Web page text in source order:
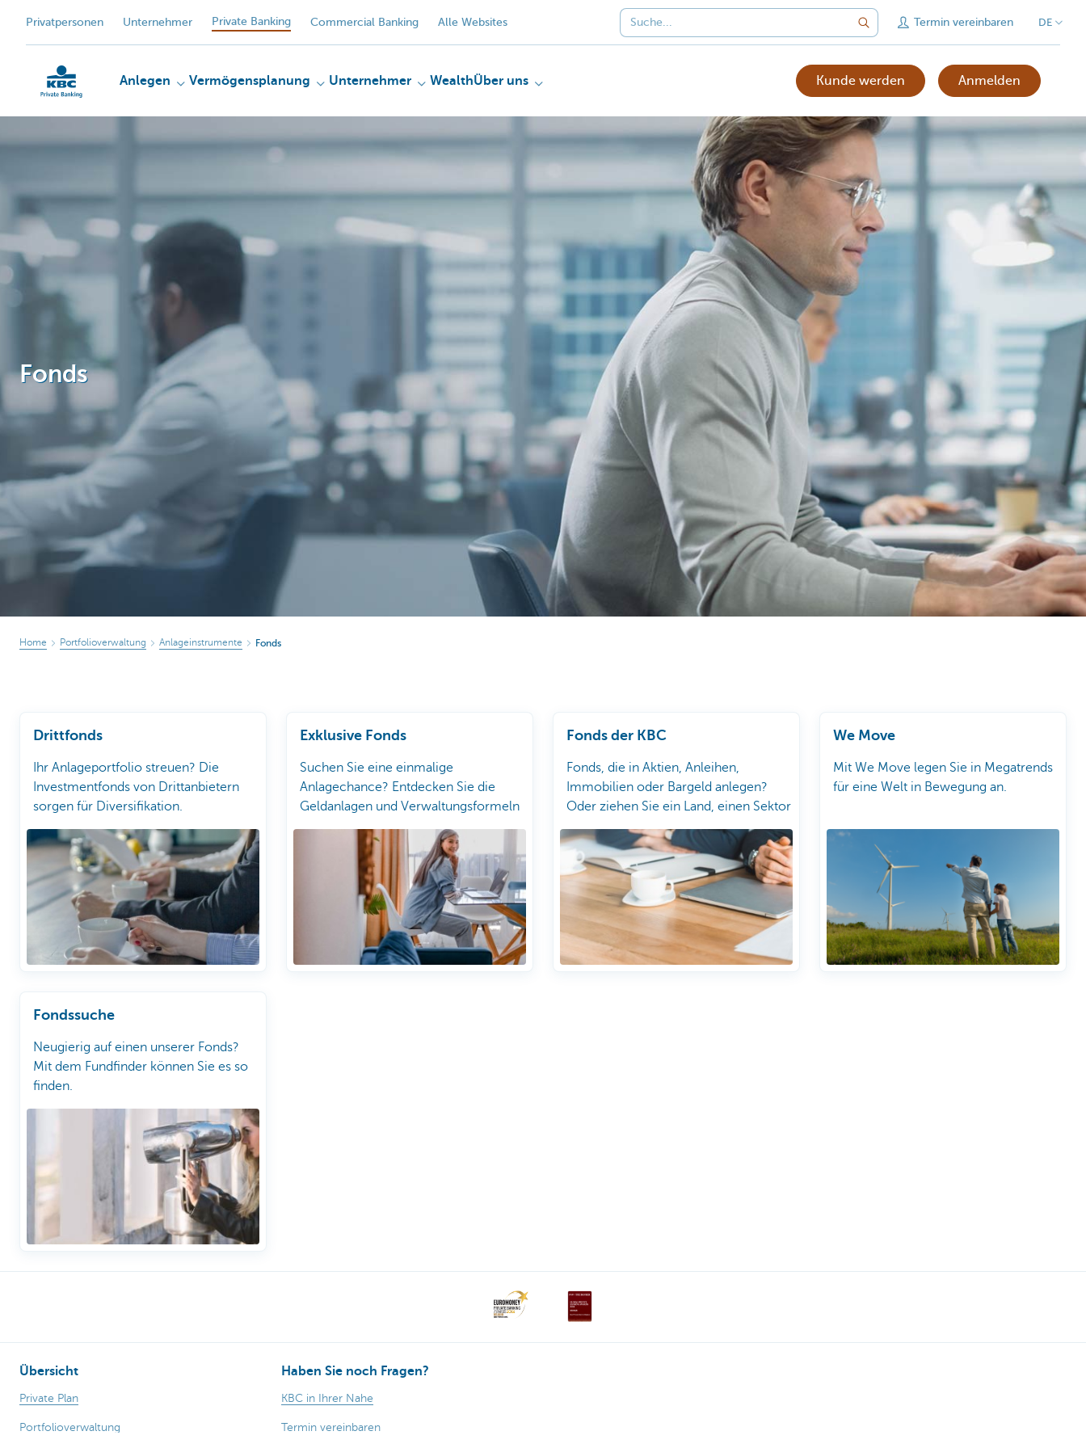
Privatpersonen Unternehmer Private Banking Commercial Banking Alle Websites Termin vereinbaren DE
Anlegen​ Vermögensplanung Unternehmer WealthÜber uns Kunde werden Anmelden
Fonds
Home Portfolioverwaltung Anlageinstrumente Fonds
Drittfonds
Ihr Anlageportfolio streuen? Die
Investmentfonds von Drittanbietern
sorgen für Diversifikation.
Exklusive Fonds
Suchen Sie eine einmalige
Anlagechance? Entdecken Sie die
Geldanlagen und Verwaltungsformeln
von KBC Private Banking.
Fonds der KBC
Fonds, die in Aktien, Anleihen,
Immobilien oder Bargeld anlegen?
Oder ziehen Sie ein Land, einen Sektor
oder ein Thema vor? Bei der KBC
können Sie aus einem breiten Angebot
auswählen.
We Move
Mit We Move legen Sie in Megatrends
für eine Welt in Bewegung an.
Fondssuche
Neugierig auf einen unserer Fonds?
Mit dem Fundfinder können Sie es so
finden.
Übersicht
Private Plan
Portfolioverwaltung
Haben Sie noch Fragen?
KBC in Ihrer Nahe
Termin vereinbaren